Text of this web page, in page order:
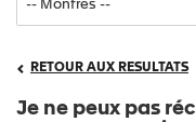
RETOUR AUX RESULTATS
Je ne peux pas